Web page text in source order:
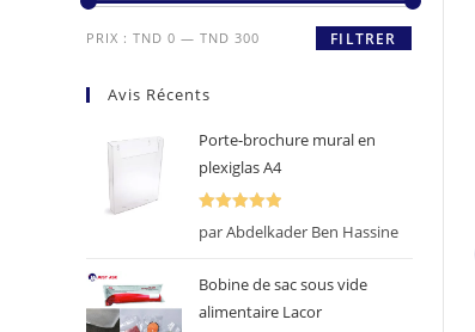
FILTRER
PRIX :TND 0 —TND 300
Avis Récents
Porte-brochure mural en
plexiglas A4
5
sur
par Abdelkader Ben Hassine
Bobine de sac sous vide
alimentaire Lacor